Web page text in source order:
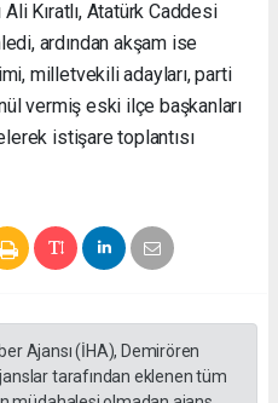
Kıratlı, Atatürk Caddesi
ardından akşam ise
milletvekili adayları, parti
vermiş eski ilçe başkanları
istişare toplantısı
Ajansı (İHA), Demirören
tarafından eklenen tüm